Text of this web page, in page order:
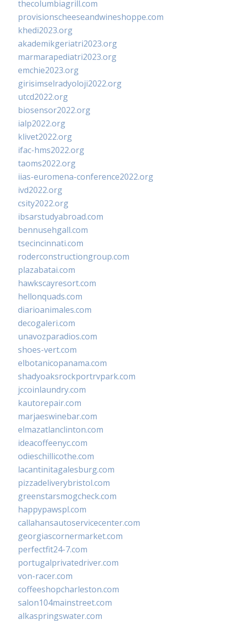
thecolumbiagrill.com
provisionscheeseandwineshoppe.com
khedi2023.org
akademikgeriatri2023.org
marmarapediatri2023.org
emchie2023.org
girisimselradyoloji2022.org
utcd2022.org
biosensor2022.org
ialp2022.org
klivet2022.org
ifac-hms2022.org
taoms2022.org
iias-euromena-conference2022.org
ivd2022.org
csity2022.org
ibsarstudyabroad.com
bennusehgall.com
tsecincinnati.com
roderconstructiongroup.com
plazabatai.com
hawkscayresort.com
hellonquads.com
diarioanimales.com
decogaleri.com
unavozparadios.com
shoes-vert.com
elbotanicopanama.com
shadyoaksrockportrvpark.com
jccoinlaundry.com
kautorepair.com
marjaeswinebar.com
elmazatlanclinton.com
ideacoffeenyc.com
odieschillicothe.com
lacantinitagalesburg.com
pizzadeliverybristol.com
greenstarsmogcheck.com
happypawspl.com
callahansautoservicecenter.com
georgiascornermarket.com
perfectfit24-7.com
portugalprivatedriver.com
von-racer.com
coffeeshopcharleston.com
salon104mainstreet.com
alkaspringswater.com